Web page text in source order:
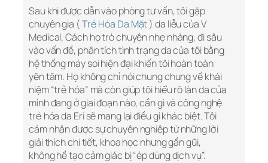
Sau khi được dẫn vào phòng tư vấn, tôi gặp
chuyên gia (Trẻ Hóa Da Mặt) da liễu của V
Medical. Cách họ trò chuyện nhẹ nhàng, đi sâu
vào vấn đề, phân tích tình trạng da của tôi bằng
hệ thống máy soi hiện đại khiến tôi hoàn toàn
yên tâm. Họ không chỉ nói chung chung về khái
niệm “trẻ hóa” mà còn giúp tôi hiểu rõ làn da của
mình đang ở giai đoạn nào, cần gì và công nghệ
trẻ hóa da Eri sẽ mang lại điều gì khác biệt. Tôi
cảm nhận được sự chuyên nghiệp từ những lời
giải thích chi tiết, khoa học nhưng gần gũi,
không hề tạo cảm giác bị “ép dùng dịch vụ”.